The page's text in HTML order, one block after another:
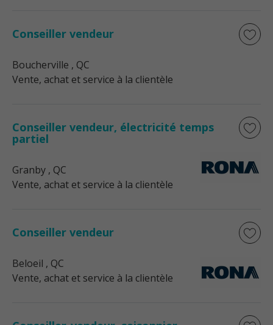
Conseiller vendeur
Boucherville , QC
Vente, achat et service à la clientèle
Conseiller vendeur, électricité temps
partiel
Granby , QC
Vente, achat et service à la clientèle
Conseiller vendeur
Beloeil , QC
Vente, achat et service à la clientèle